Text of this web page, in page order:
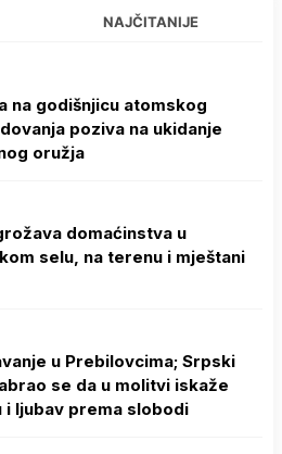
NAJČITANIJE
na godišnjicu atomskog
poziva na ukidanje
oružja
domaćinstva u
selu, na terenu i mještani
u Prebilovcima; Srpski
se da u molitvi iskaže
i ljubav prema slobodi